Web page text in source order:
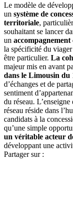
Le modèle de
un système de
territoriale,
souhaitant se lancer
un accompagnement
la spécificité du
être particulier. La
majeur mis en avant
dans le Limousin du
d’échanges et de
sentiment
du réseau.
réseau réside dans
candidats à la
qu’une simple
un véritable acteur
développant une
Partager sur :